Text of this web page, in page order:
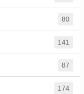
80
141
87
174